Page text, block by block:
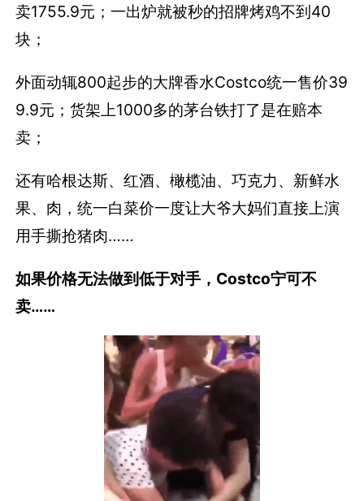
卖1755.9元；一出炉就被秒的招牌烤鸡不到40
块；
外面动辄800起步的大牌香水Costco统一售价39
9.9元；货架上1000多的茅台铁打了是在赔本
卖；
还有哈根达斯、红酒、橄榄油、巧克力、新鲜水
果、肉，统一白菜价一度让大爷大妈们直接上演
用手撕抢猪肉……
如果价格无法做到低于对手，Costco宁可不
卖……